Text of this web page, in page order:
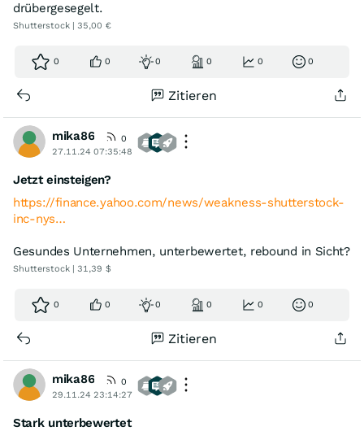
drübergesegelt.
Shutterstock | 35,00 €
0 0 0 0 0 0
Zitieren
mika86
0
27.11.24 07:35:48
Jetzt einsteigen?
https://finance.yahoo.com/news/weakness-shutterstock-
inc-nys…
Gesundes Unternehmen, unterbewertet, rebound in Sicht?
Shutterstock | 31,39 $
0 0 0 0 0 0
Zitieren
mika86
0
29.11.24 23:14:27
Stark unterbewertet